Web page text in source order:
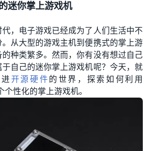
迷你掌上游戏机
，电子游戏已经成为了人们生活中不
从大型的游戏主机到便携式的掌上游
种类繁多。然而，你有没有想过自己
自己的迷你掌上游戏机呢？今天，就
开源硬件 的世界，探索如何利用
个性化的掌上游戏机。